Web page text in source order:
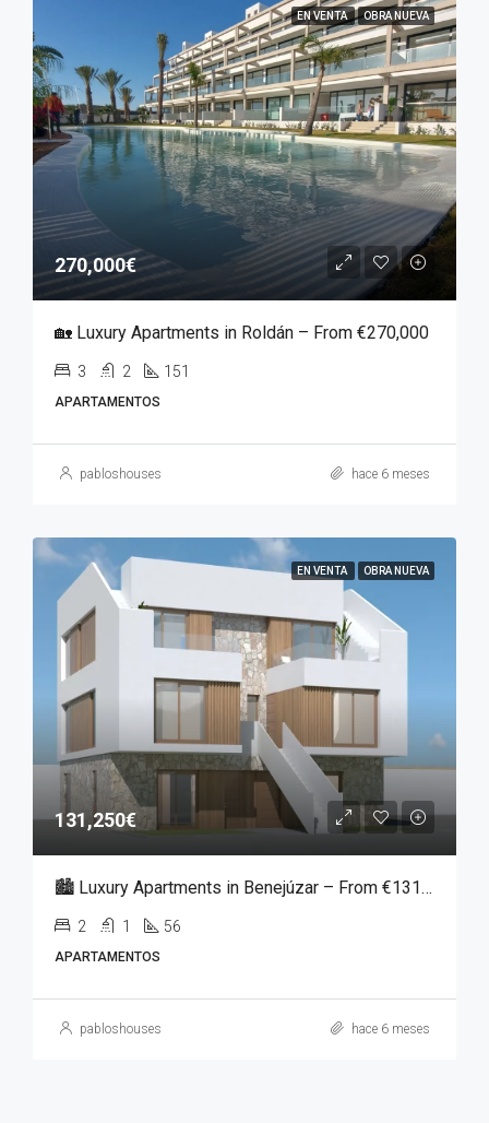
EN VENTA OBRA NUEVA
270,000€
🏡 Luxury Apartments in Roldán – From €270,000
3 2 151
APARTAMENTOS
pabloshouses hace 6 meses
EN VENTA OBRA NUEVA
131,250€
🏙️ Luxury Apartments in Benejúzar – From €131,250
2 1 56
APARTAMENTOS
pabloshouses hace 6 meses